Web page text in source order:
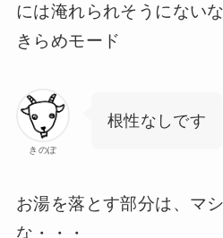
には淹れられそうにない
きらめモード
きのぽ
根性なしです
お湯を落とす部分は、マ
な・・・